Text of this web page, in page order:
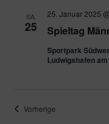
SA.
25 Spieltag
25. Januar 2025
Sportpark
Ludwigshafen
Vorherige